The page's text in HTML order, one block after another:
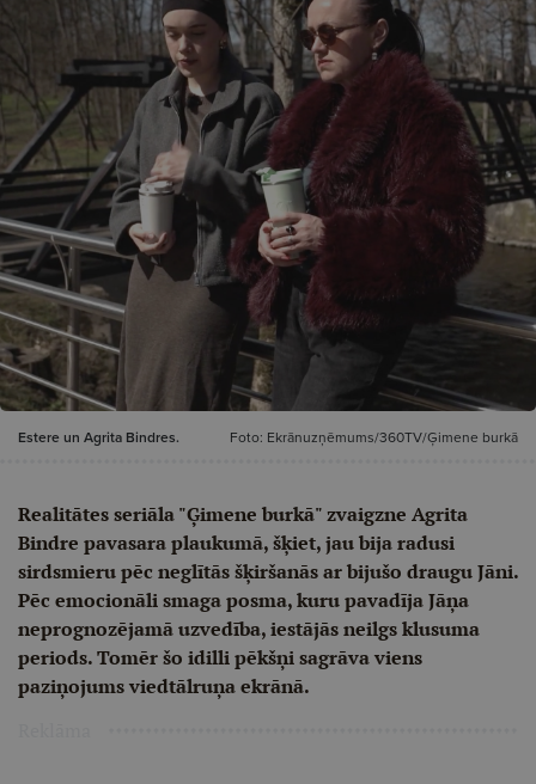
Estere un Agrita Bindres. Foto: Ekrānuzņēmums/360TV/Ģimene burkā
Realitātes seriāla "Ģimene burkā" zvaigzne Agrita
Bindre pavasara plaukumā, šķiet, jau bija radusi
sirdsmieru pēc neglītās šķiršanās ar bijušo draugu Jāni.
Pēc emocionāli smaga posma, kuru pavadīja Jāņa
neprognozējamā uzvedība, iestājās neilgs klusuma
periods. Tomēr šo idilli pēkšņi sagrāva viens
paziņojums viedtālruņa ekrānā.